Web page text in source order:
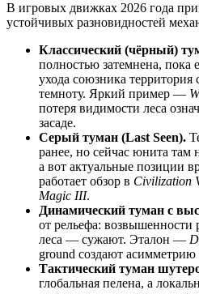
В игровых движках 2026 года
устойчивых разновидностей
Классический (чёрный)
полностью затемнена, пока
ухода союзника территория
темноту. Яркий пример —
потеря видимости леса
засаде.
Серый туман (Last Seen).
ранее, но сейчас юнита там
а вот актуальные позиции
работает обзор в Civilization
Magic III.
Динамический туман с
от рельефа:
леса — сужают. Эталон —
ground создают
Тактический туман
глобальная пелена, а